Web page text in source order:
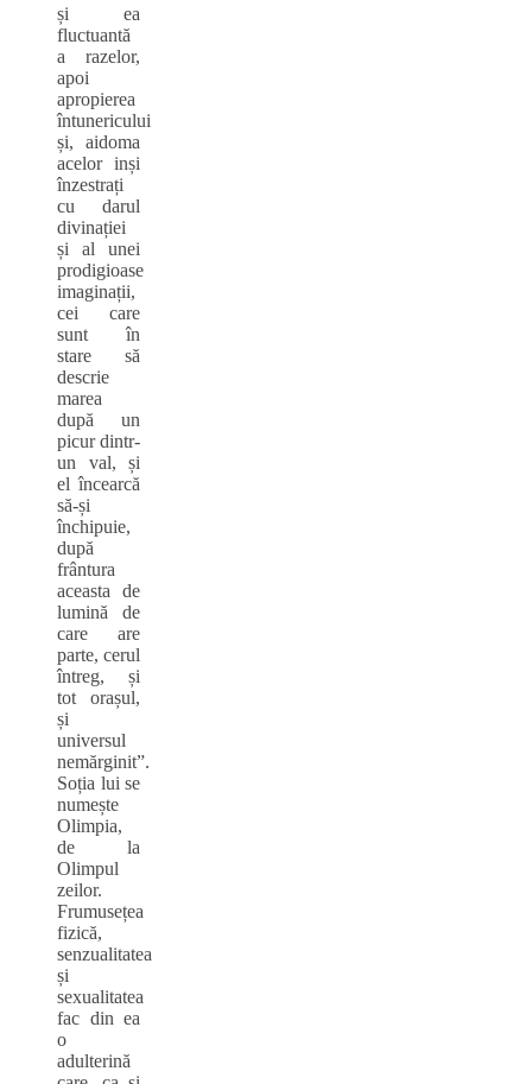
și ea
fluctuantă
a razelor,
apoi
apropierea
întunericului
și, aidoma
acelor inși
înzestrați
cu darul
divinației
și al unei
prodigioase
imaginații,
cei care
sunt în
stare să
descrie
marea
după un
picur dintr-
un val, și
el încearcă
să-și
închipuie,
după
frântura
aceasta de
lumină de
care are
parte, cerul
întreg, și
tot orașul,
și
universul
nemărginit”.
Soția lui se
numește
Olimpia,
de la
Olimpul
zeilor.
Frumusețea
fizică,
senzualitatea
și
sexualitatea
fac din ea
o
adulterină